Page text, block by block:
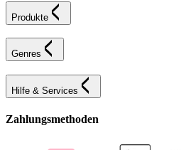
Produkte
Genres
Hilfe & Services
Zahlungsmethoden